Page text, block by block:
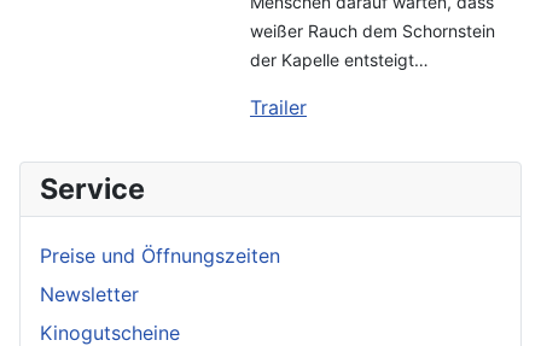
weißer Rauch dem Schornstein
der Kapelle entsteigt…
Trailer
Service
Preise und Öffnungszeiten
Newsletter
Kinogutscheine